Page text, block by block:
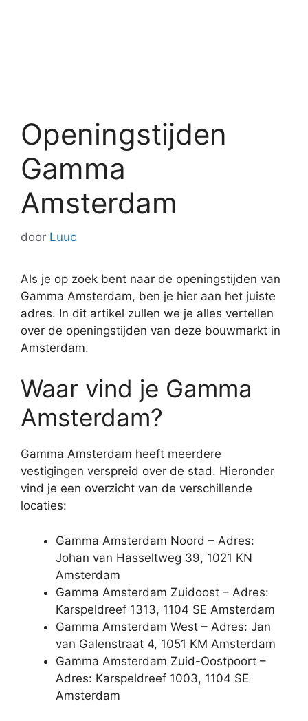
Openingstijden
Gamma
Amsterdam
door Luuc
Als je op zoek bent naar de openingstijden van
Gamma Amsterdam, ben je hier aan het juiste
adres. In dit artikel zullen we je alles vertellen
over de openingstijden van deze bouwmarkt in
Amsterdam.
Waar vind je Gamma
Amsterdam?
Gamma Amsterdam heeft meerdere
vestigingen verspreid over de stad. Hieronder
vind je een overzicht van de verschillende
locaties:
Gamma Amsterdam Noord – Adres:
Johan van Hasseltweg 39, 1021 KN
Amsterdam
Gamma Amsterdam Zuidoost – Adres:
Karspeldreef 1313, 1104 SE Amsterdam
Gamma Amsterdam West – Adres: Jan
van Galenstraat 4, 1051 KM Amsterdam
Gamma Amsterdam Zuid-Oostpoort –
Adres: Karspeldreef 1003, 1104 SE
Amsterdam